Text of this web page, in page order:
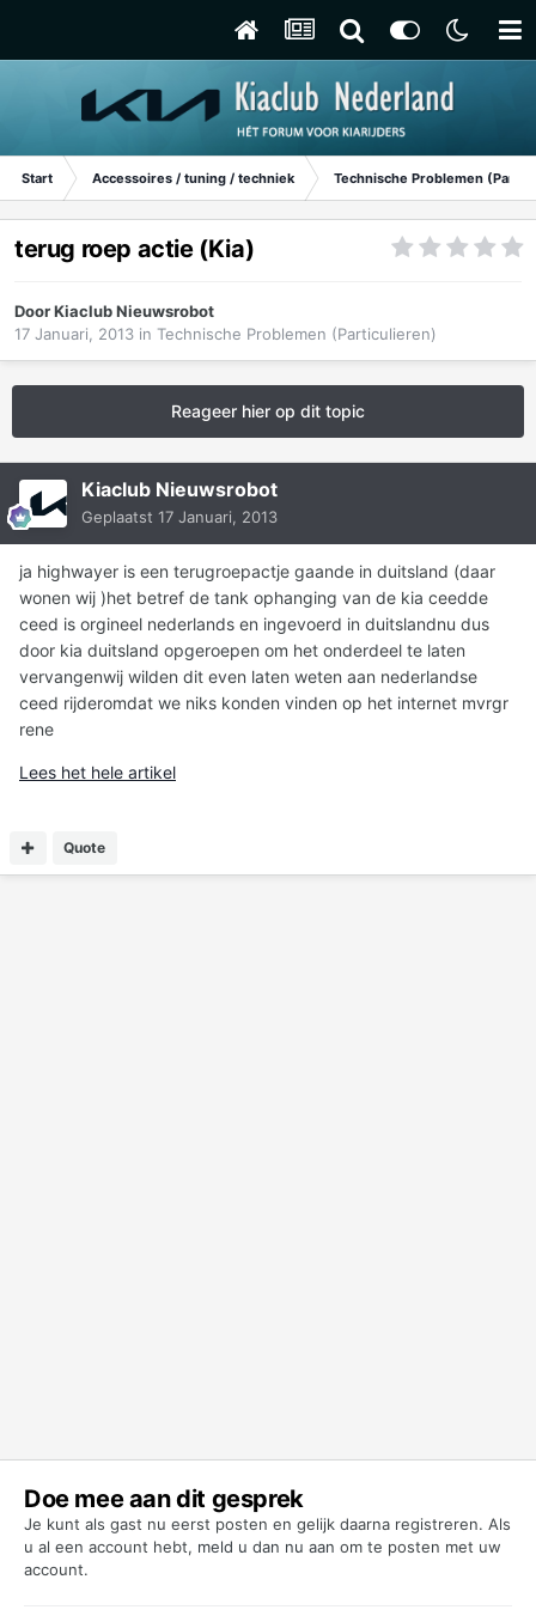
Start Accessoires / tuning / techniek Technische Problemen
terug roep actie (Kia)
DoorKiaclub Nieuwsrobot
17 Januari, 2013 in Technische Problemen (Particulieren)
Reageer hier op dit topic
Kiaclub Nieuwsrobot
Geplaatst 17 Januari, 2013
ja highwayer is een terugroepactje gaande in duitsland (daar
wonen wij )het betref de tank ophanging van de kia ceedde
ceed is orgineel nederlands en ingevoerd in duitslandnu dus
door kia duitsland opgeroepen om het onderdeel te laten
vervangenwij wilden dit even laten weten aan nederlandse
ceed rijderomdat we niks konden vinden op het internet mvrgr
rene
Lees het hele artikel
Quote
Doe mee aan dit gesprek
Je kunt als gast nu eerst posten en gelijk daarna registreren. Als
u al een account hebt, meld u dan nu aan om te posten met uw
account.